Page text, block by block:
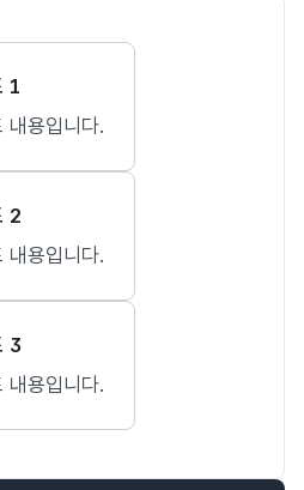
1
내용입니다.
2
내용입니다.
3
내용입니다.